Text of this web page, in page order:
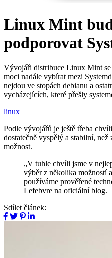
Linux Mint
podporovat
Vývojáři distribuce Linux Mint se
moci nadále vybírat mezi
nejdou ve stopách debianu a
vycházejících, které přešly
linux
Podle vývojářů je ještě třeba
dostatečně vyspělý a stabilní,
možnost.
V tuhle chvíli jsme v
výběr z několika možností
používáme prověřené
Lefebvre na oficiální blog.
Sdílet článek: